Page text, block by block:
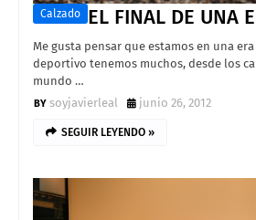
Calzado EL FINAL DE UNA
Me gusta pensar que estamos en una
deportivo tenemos muchos, desde los
mundo …
soyjavierleal
junio 26, 2012
SEGUIR LEYENDO »